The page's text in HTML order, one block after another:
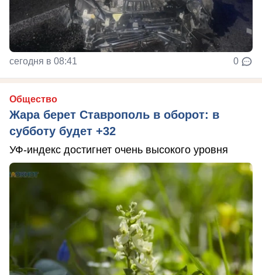
сегодня в 08:41 0
Общество
Жара берет Ставрополь в оборот: в
субботу будет +32
УФ-индекс достигнет очень высокого уровня